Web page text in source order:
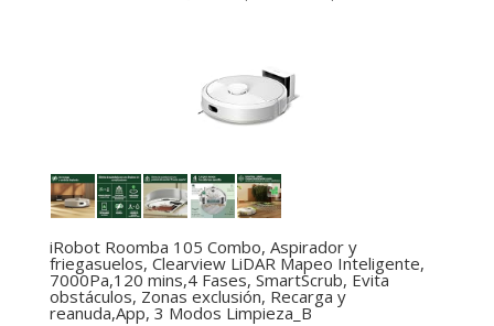
iRobot Roomba 105 Combo, Aspirador y
friegasuelos, Clearview LiDAR Mapeo Inteligente,
7000Pa,120 mins,4 Fases, SmartScrub, Evita
obstáculos, Zonas exclusión, Recarga y
reanuda,App, 3 Modos Limpieza_B